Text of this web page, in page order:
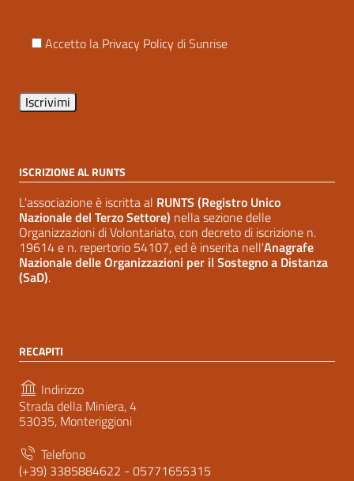
Accetto la Privacy Policy di Sunrise
ISCRIZIONE AL RUNTS
L'associazione è iscritta al RUNTS (Registro Unico
Nazionale del Terzo Settore) nella sezione delle
Organizzazioni di Volontariato, con decreto di iscrizione n.
19614 e n. repertorio 54107, ed è inserita nell'Anagrafe
Nazionale delle Organizzazioni per il Sostegno a Distanza
(SaD).
RECAPITI
Indirizzo
Strada della Miniera, 4
53035, Monteriggioni
Telefono
(+39) 3385884622 - 05771655315